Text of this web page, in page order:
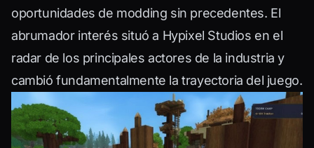
oportunidades de modding sin precedentes. El
abrumador interés situó a Hypixel Studios en el
radar de los principales actores de la industria y
cambió fundamentalmente la trayectoria del juego.